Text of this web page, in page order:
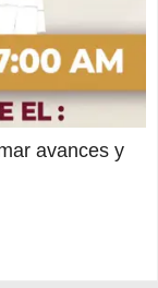
avances y